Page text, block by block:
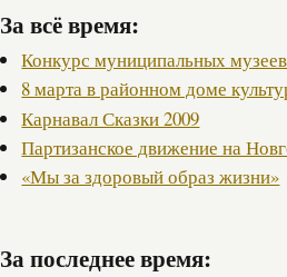
За всё время:
Конкурс муниципальных музеев
8 марта в районном доме
Карнавал Сказки 2009
Партизанское движение на
«Мы за здоровый образ жизни»
За последнее время: